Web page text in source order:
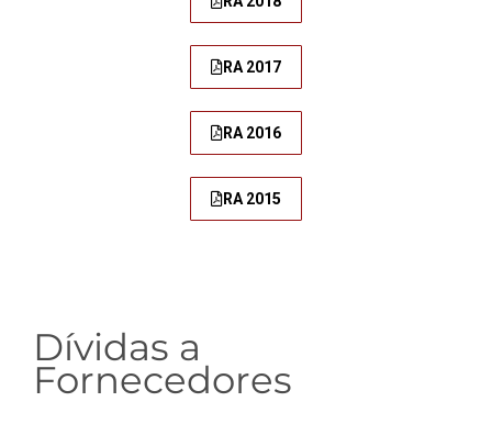
RA 2017
RA 2016
RA 2015
Dívidas a
Fornecedores​